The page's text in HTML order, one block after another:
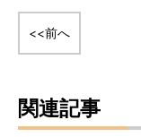
<<前へ
関連記事